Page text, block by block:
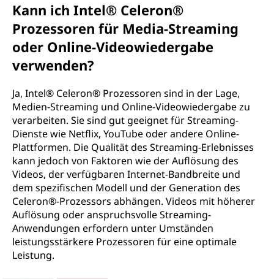
Kann ich Intel® Celeron®
Prozessoren für Media-Streaming
oder Online-Videowiedergabe
verwenden?
Ja, Intel® Celeron® Prozessoren sind in der Lage,
Medien-Streaming und Online-Videowiedergabe zu
verarbeiten. Sie sind gut geeignet für Streaming-
Dienste wie Netflix, YouTube oder andere Online-
Plattformen. Die Qualität des Streaming-Erlebnisses
kann jedoch von Faktoren wie der Auflösung des
Videos, der verfügbaren Internet-Bandbreite und
dem spezifischen Modell und der Generation des
Celeron®-Prozessors abhängen. Videos mit höherer
Auflösung oder anspruchsvolle Streaming-
Anwendungen erfordern unter Umständen
leistungsstärkere Prozessoren für eine optimale
Leistung.